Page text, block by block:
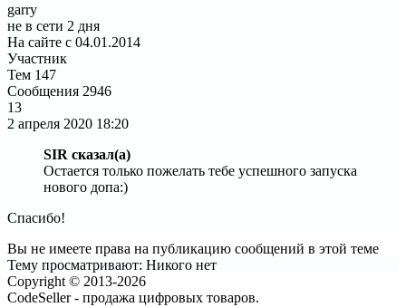
garry
не в сети 2 дня
На сайте с 04.01.2014
Участник
Тем 147
Сообщения 2946
13
2 апреля 2020 18:20
SIR сказал(а)
Остается только пожелать тебе успешного запуска
нового допа:)
Спасибо!
Вы не имеете права на публикацию сообщений в этой теме
Тему просматривают: Никого нет
Copyright © 2013-2026
CodeSeller - продажа цифровых товаров.